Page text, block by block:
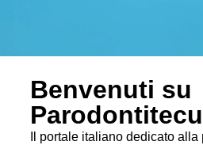
Benvenuti su
Il portale italiano dedicato alla